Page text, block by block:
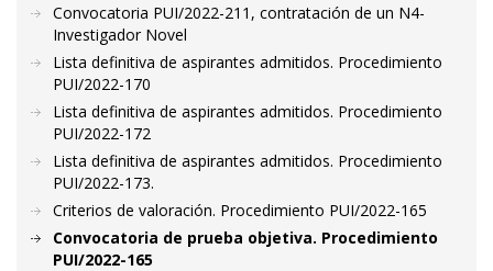
Convocatoria PUI/2022-211, contratación de un N4-
Investigador Novel
Lista definitiva de aspirantes admitidos. Procedimiento
PUI/2022-170
Lista definitiva de aspirantes admitidos. Procedimiento
PUI/2022-172
Lista definitiva de aspirantes admitidos. Procedimiento
PUI/2022-173.
Criterios de valoración. Procedimiento PUI/2022-165
Convocatoria de prueba objetiva. Procedimiento
PUI/2022-165